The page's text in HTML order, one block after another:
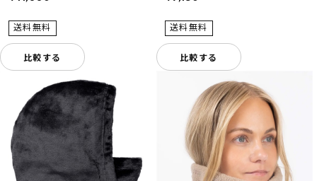
比較する 比較する